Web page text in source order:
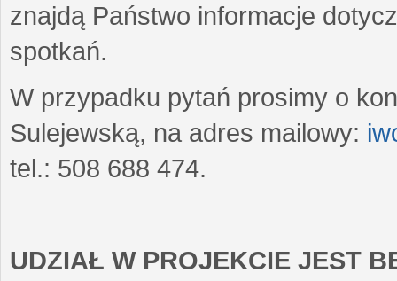
znajdą Państwo informacje
spotkań.
W przypadku pytań prosimy o
Sulejewską, na adres mailowy:
tel.: 508 688 474.
UDZIAŁ W PROJEKCIE JEST